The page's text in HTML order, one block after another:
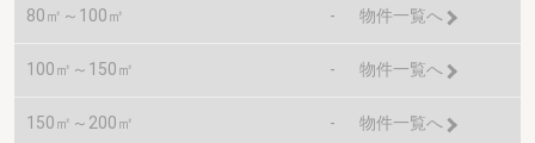
80㎡～100㎡ - 物件一覧へ
100㎡～150㎡ - 物件一覧へ
150㎡～200㎡ - 物件一覧へ